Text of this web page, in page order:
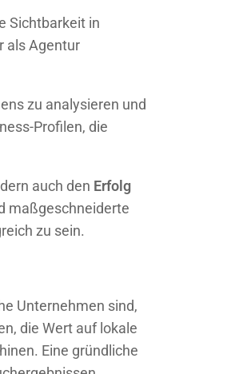
Sichtbarkeit in
als Agentur
zu analysieren und
Profilen, die
auch den Erfolg
maßgeschneiderte
zu sein.
Unternehmen sind,
die Wert auf lokale
Eine gründliche